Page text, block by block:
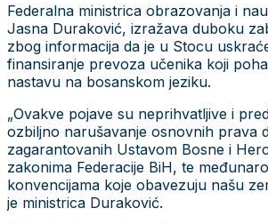
Federalna ministrica obrazovanja i
Jasna Duraković, izražava duboku
zbog informacija da je u Stocu
finansiranje prevoza učenika koji
nastavu na bosanskom jeziku.
„Ovakve pojave su neprihvatljive i
ozbiljno narušavanje osnovnih prava
zagarantovanih Ustavom Bosne i
zakonima Federacije BiH, te
konvencijama koje obavezuju našu
je ministrica Duraković.